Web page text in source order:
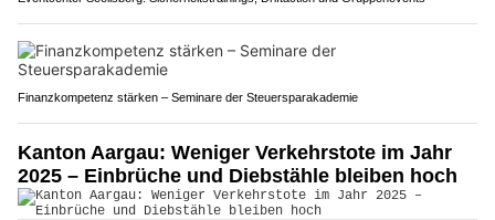
Finanzkompetenz stärken – Seminare der Steuersparakademie
Kanton Aargau: Weniger Verkehrstote im Jahr
2025 – Einbrüche und Diebstähle bleiben hoch